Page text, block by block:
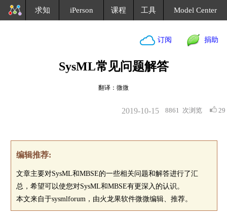
求知 iPerson 课程 工具 Model Center
订阅 捐助
SysML常见问题解答
翻译：微微
8861 次浏览 29
2019-10-15
编辑推荐:
文章主要对SysML和MBSE的一些相关问题和解答进行了汇
总，希望可以使您对SysML和MBSE有更深入的认识。
本文来自于sysmlforum，由火龙果软件微微编辑、推荐。